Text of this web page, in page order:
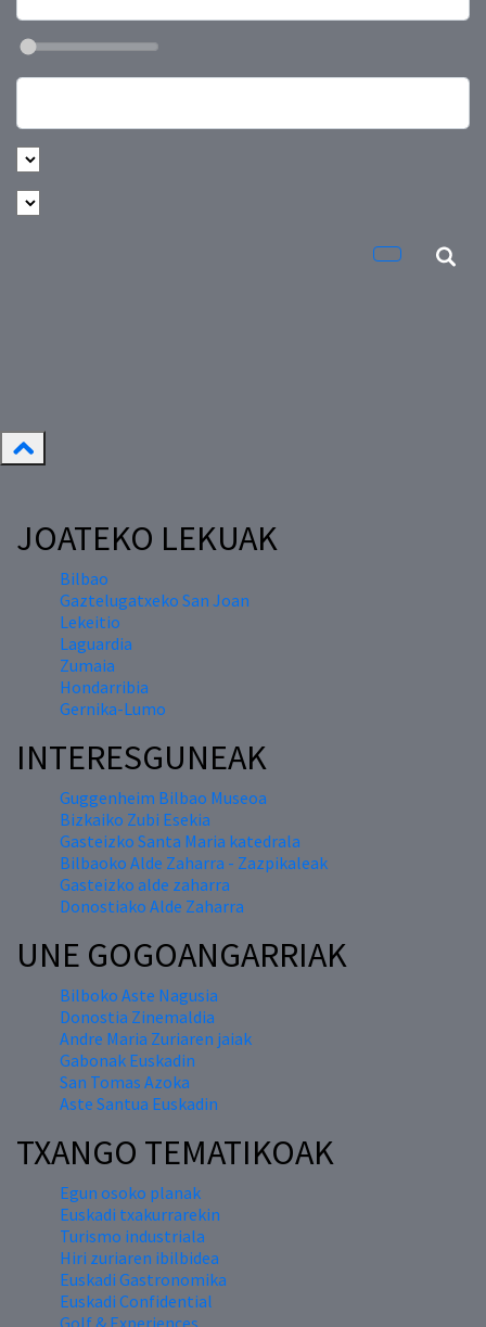
JOATEKO LEKUAK
Bilbao
Gaztelugatxeko San Joan
Lekeitio
Laguardia
Zumaia
Hondarribia
Gernika-Lumo
INTERESGUNEAK
Guggenheim Bilbao Museoa
Bizkaiko Zubi Esekia
Gasteizko Santa Maria katedrala
Bilbaoko Alde Zaharra - Zazpikaleak
Gasteizko alde zaharra
Donostiako Alde Zaharra
UNE GOGOANGARRIAK
Bilboko Aste Nagusia
Donostia Zinemaldia
Andre Maria Zuriaren jaiak
Gabonak Euskadin
San Tomas Azoka
Aste Santua Euskadin
TXANGO TEMATIKOAK
Egun osoko planak
Euskadi txakurrarekin
Turismo industriala
Hiri zuriaren ibilbidea
Euskadi Gastronomika
Euskadi Confidential